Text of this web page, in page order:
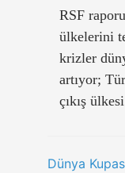
RSF
ülkelerini
krizler
artıyor;
çıkış
Dünya